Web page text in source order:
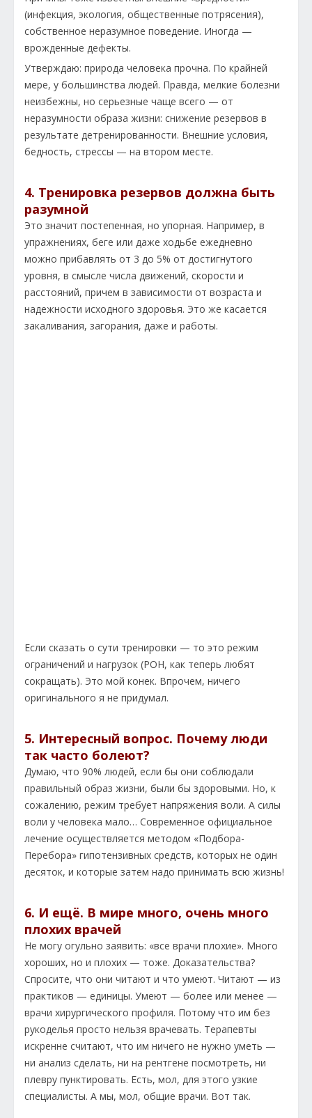
(инфекция, экология, общественные потрясения),
собственное неразумное поведение. Иногда —
врожденные дефекты.
Утверждаю: природа человека прочна. По крайней
мере, у большинства людей. Правда, мелкие болезни
неизбежны, но серьезные чаще всего — от
неразумности образа жизни: снижение резервов в
результате детренированности. Внешние условия,
бедность, стрессы — на втором месте.
4. Тренировка резервов должна быть
разумной
Это значит постепенная, но упорная. Например, в
упражнениях, беге или даже ходьбе ежедневно
можно прибавлять от 3 до 5% от достигнутого
уровня, в смысле числа движений, скорости и
расстояний, причем в зависимости от возраста и
надежности исходного здоровья. Это же касается
закаливания, загорания, даже и работы.
Если сказать о сути тренировки — то это режим
ограничений и нагрузок (РОН, как теперь любят
сокращать). Это мой конек. Впрочем, ничего
оригинального я не придумал.
5. Интересный вопрос. Почему люди
так часто болеют?
Думаю, что 90% людей, если бы они соблюдали
правильный образ жизни, были бы здоровыми. Но, к
сожалению, режим требует напряжения воли. А силы
воли у человека мало… Современное официальное
лечение осуществляется методом «Подбора-
Перебора» гипотензивных средств, которых не один
десяток, и которые затем надо принимать всю жизнь!
6. И ещё. В мире много, очень много
плохих врачей
Не могу огульно заявить: «все врачи плохие». Много
хороших, но и плохих — тоже. Доказательства?
Спросите, что они читают и что умеют. Читают — из
практиков — единицы. Умеют — более или менее —
врачи хирургического профиля. Потому что им без
рукоделья просто нельзя врачевать. Терапевты
искренне считают, что им ничего не нужно уметь —
ни анализ сделать, ни на рентгене посмотреть, ни
плевру пунктировать. Есть, мол, для этого узкие
специалисты. А мы, мол, общие врачи. Вот так.